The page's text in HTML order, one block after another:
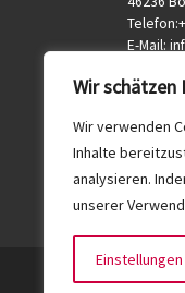
Wir schätzen
Wir verwenden
Inhalte
analysieren.
unserer
Einstellungen
E-Mail:
© 2026